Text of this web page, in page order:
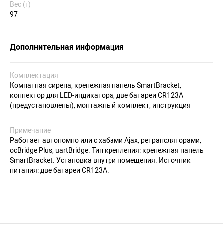
Вес (г)
97
Дополнительная информация
Комплектация
Комнатная сирена, крепежная панель SmartBracket,
коннектор для LED-индикатора, две батареи CR123A
(предустановлены), монтажный комплект, инструкция
Примечание
Работает автономно или с хабами Ajax, ретрансляторами,
ocBridge Plus, uartBridge. Тип крепления: крепежная панель
SmartBracket. Установка внутри помещения. Источник
питания: две батареи CR123A.